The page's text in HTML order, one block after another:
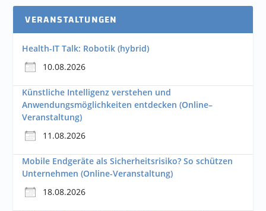
VERANSTALTUNGEN
Health-IT Talk: Robotik (hybrid)
10.08.2026
Künstliche Intelligenz verstehen und
Anwendungsmöglichkeiten entdecken (Online–
Veranstaltung)
11.08.2026
Mobile Endgeräte als Sicherheitsrisiko? So schützen
Unternehmen (Online-Veranstaltung)
18.08.2026